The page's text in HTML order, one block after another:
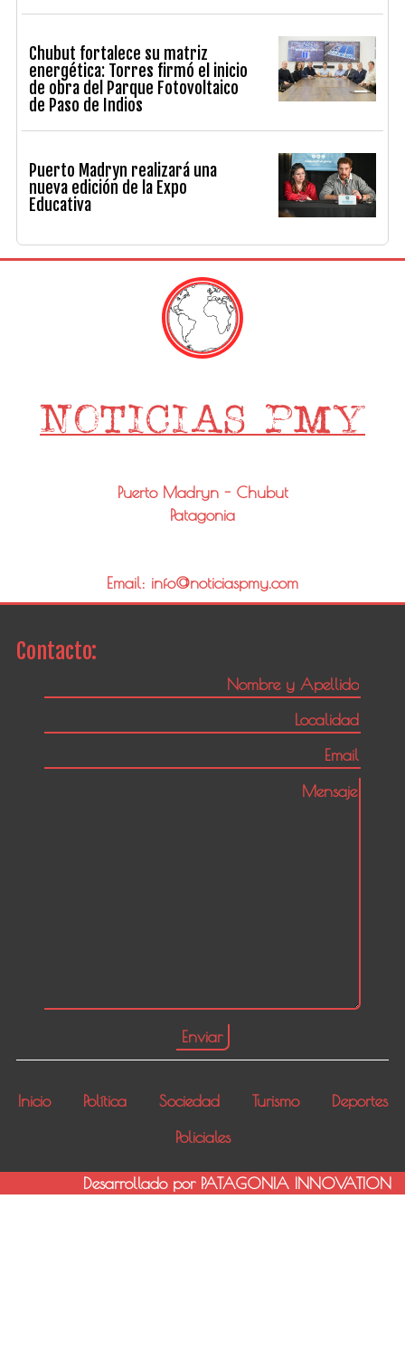
Chubut fortalece su matriz
energética: Torres firmó el inicio
de obra del Parque Fotovoltaico
de Paso de Indios
Puerto Madryn realizará una
nueva edición de la Expo
Educativa
Puerto Madryn - Chubut
Patagonia
Email: info@noticiaspmy.com
Contacto:
Inicio Política Sociedad Turismo
Deportes
Policiales
Desarrollado por PATAGONIA INNOVATION